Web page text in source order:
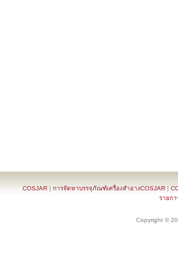
COSJAR | การจัดหาบรรจุภัณฑ์เครื่องสำอางCOSJAR |
รายก
Copyright ©